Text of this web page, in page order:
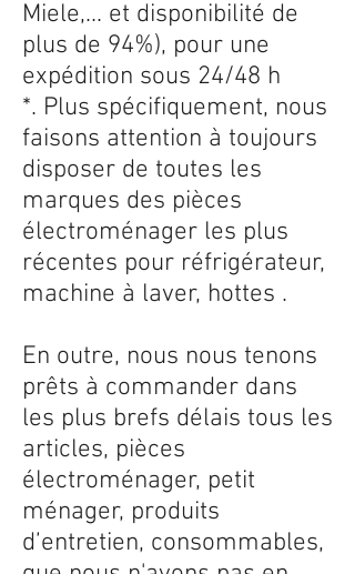
Miele,... et disponibilité de
plus de 94%), pour une
expédition sous 24/48 h
*. Plus spécifiquement, nous
faisons attention à toujours
disposer de toutes les
marques des pièces
électroménager les plus
récentes pour réfrigérateur,
machine à laver, hottes .
En outre, nous nous tenons
prêts à commander dans
les plus brefs délais tous les
articles, pièces
électroménager, petit
ménager, produits
d’entretien, consommables,